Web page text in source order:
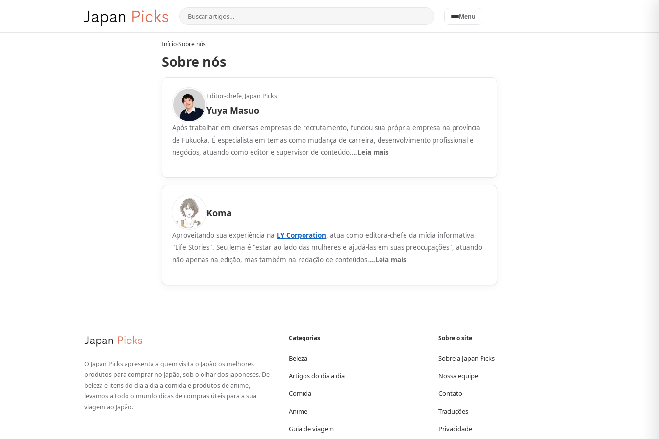
Menu
Início›Sobre nós
Sobre nós
Editor-chefe, Japan Picks
Yuya Masuo
Após trabalhar em diversas empresas de recrutamento, fundou sua própria empresa na província
de Fukuoka. É especialista em temas como mudança de carreira, desenvolvimento profissional e
negócios, atuando como editor e supervisor de conteúdo.…Leia mais
Koma
Aproveitando sua experiência na LY Corporation, atua como editora-chefe da mídia informativa
"Life Stories". Seu lema é "estar ao lado das mulheres e ajudá-las em suas preocupações", atuando
não apenas na edição, mas também na redação de conteúdos.…Leia mais
O Japan Picks apresenta a quem visita o Japão os melhores
produtos para comprar no Japão, sob o olhar dos japoneses. De
beleza e itens do dia a dia a comida e produtos de anime,
levamos a todo o mundo dicas de compras úteis para a sua
viagem ao Japão.
Categorias
Beleza
Artigos do dia a dia
Comida
Anime
Guia de viagem
Sobre o site
Sobre a Japan Picks
Nossa equipe
Contato
Traduções
Privacidade